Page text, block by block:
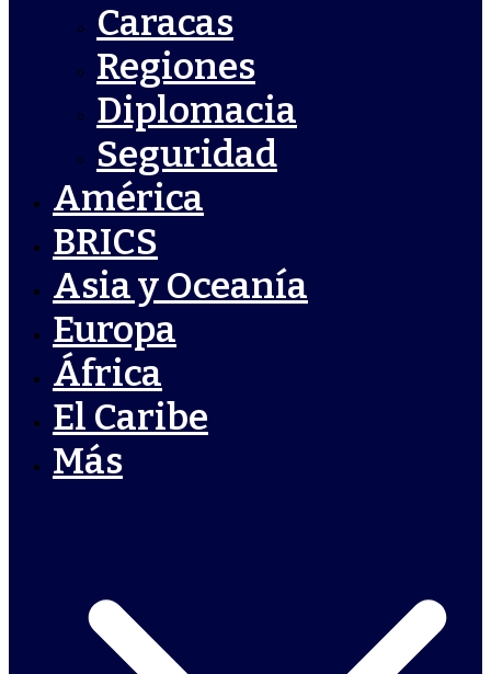
Caracas
Regiones
Diplomacia
Seguridad
América
BRICS
Asia y Oceanía
Europa
África
El Caribe
Más